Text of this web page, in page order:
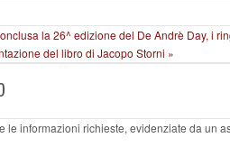
la 26^ edizione del De Andrè Day, i
del libro di Jacopo Storni »
le informazioni richieste, evidenziate da un